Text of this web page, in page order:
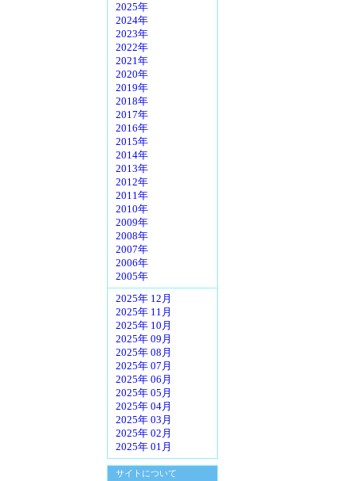
2025年
2024年
2023年
2022年
2021年
2020年
2019年
2018年
2017年
2016年
2015年
2014年
2013年
2012年
2011年
2010年
2009年
2008年
2007年
2006年
2005年
2025年 12月
2025年 11月
2025年 10月
2025年 09月
2025年 08月
2025年 07月
2025年 06月
2025年 05月
2025年 04月
2025年 03月
2025年 02月
2025年 01月
サイトについて